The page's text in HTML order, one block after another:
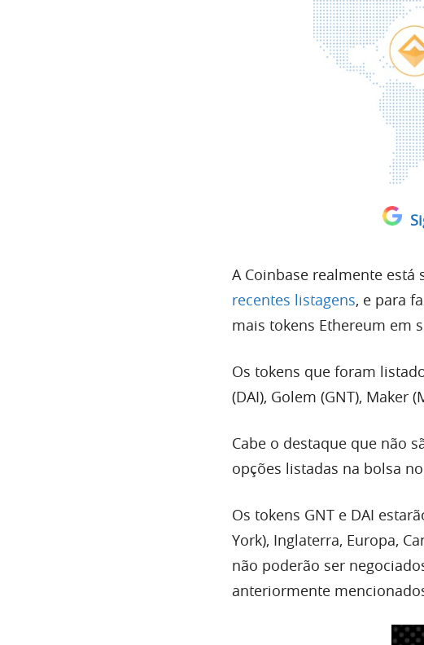
A Coinbase realmente
recentes listagens, e para
mais tokens Ethereum em
Os tokens que foram
(DAI), Golem (GNT), Maker
Cabe o destaque que não
opções listadas na bolsa
Os tokens GNT e DAI
York), Inglaterra, Europa,
não poderão ser
anteriormente